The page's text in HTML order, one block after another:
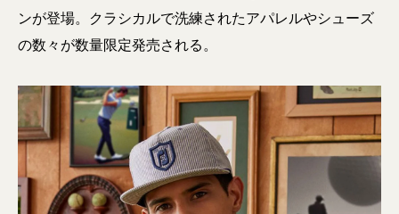
ンが登場。クラシカルで洗練されたアパレルやシューズ
の数々が数量限定発売される。